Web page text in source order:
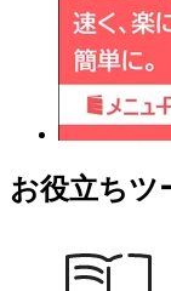
お役立ちツ